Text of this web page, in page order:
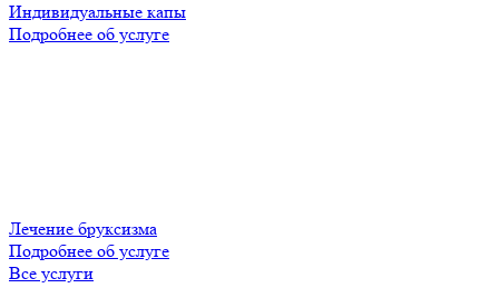
Индивидуальные капы
Подробнее об услуге
Лечение бруксизма
Подробнее об услуге
Все услуги